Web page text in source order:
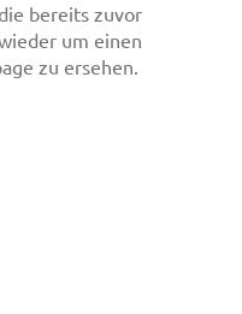
bereits zuvor
um einen
zu ersehen.